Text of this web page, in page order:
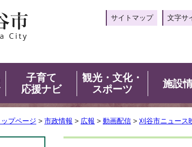
サイトマップ 文字サ
子育て
応援ナビ
観光・文化・
スポーツ
施設
ップページ > 市政情報 > 広報 > 動画配信 > 刈谷市ニュース